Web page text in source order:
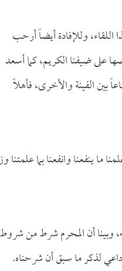
وللإفادة أيضاً أرحب
على ضيفنا الكريم، كما أسعد
بين الفينة والأخرى، فأهلاً
ينفعنا وانفعنا بما علمتنا
وبينا أن المحرم شرط من
لذكر ما سبق أن شرحناه.